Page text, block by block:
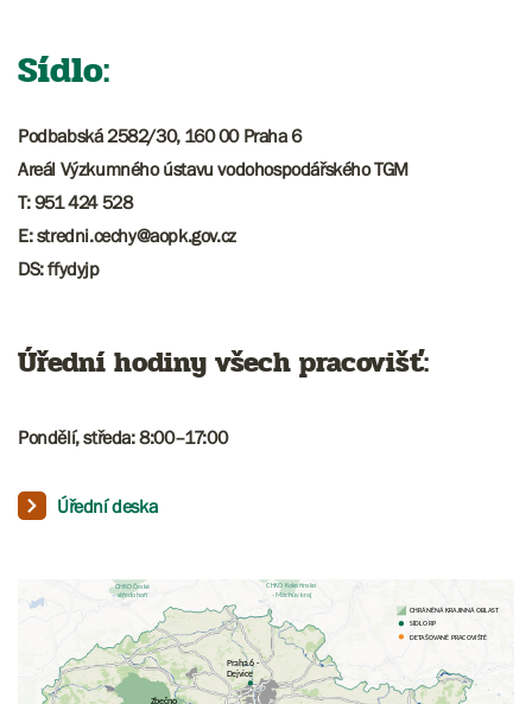
Sídlo:
Podbabská 2582/30, 160 00 Praha 6
Areál Výzkumného ústavu vodohospodářského TGM
T: 951 424 528
E: stredni.cechy@aopk.gov.cz
DS: ffydyjp
Úřední hodiny všech pracovišť:
Pondělí, středa: 8:00–17:00​​​​​
Úřední deska